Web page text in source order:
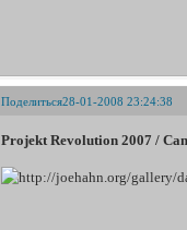
Поделиться28-01-2008 23:24:38
Projekt Revolution 2007 /